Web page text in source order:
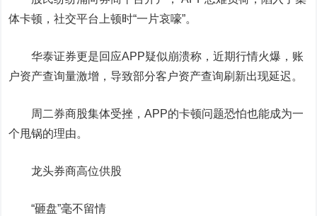
体卡顿，社交平台上顿时“一片哀嚎”。
华泰证券更是回应APP疑似崩溃称，近期行情火爆，账
户资产查询量激增，导致部分客户资产查询刷新出现延迟。
周二券商股集体受挫，APP的卡顿问题恐怕也能成为一
个甩锅的理由。
龙头券商高位供股
“砸盘”毫不留情